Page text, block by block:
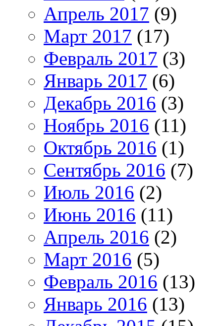
Апрель 2017 (9)
Март 2017 (17)
Февраль 2017 (3)
Январь 2017 (6)
Декабрь 2016 (3)
Ноябрь 2016 (11)
Октябрь 2016 (1)
Сентябрь 2016 (7)
Июль 2016 (2)
Июнь 2016 (11)
Апрель 2016 (2)
Март 2016 (5)
Февраль 2016 (13)
Январь 2016 (13)